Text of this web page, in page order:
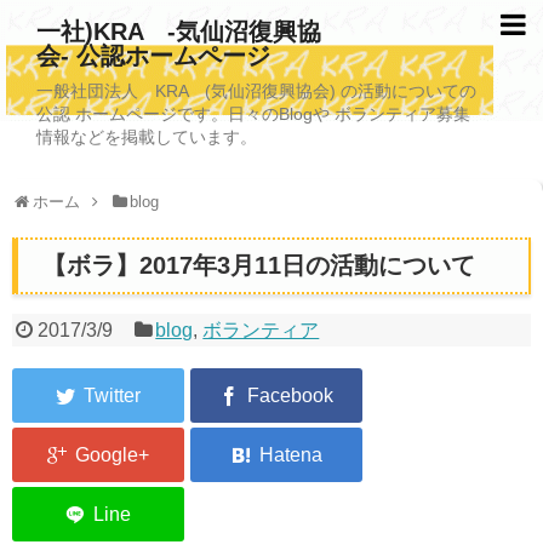
一社)KRA -気仙沼復興協
会- 公認ホームページ
一般社団法人 KRA (気仙沼復興協会) の活動についての
公認 ホームページです。日々のBlogや ボランティア募集
情報などを掲載しています。
ホーム blog
【ボラ】2017年3月11日の活動について
2017/3/9 blog, ボランティア
TOPページ
KRAについて
写真救済事業
福祉事業
埋蔵発掘/資料整備事業
2026年3月11日捜索活動ボランティア募集 NEW